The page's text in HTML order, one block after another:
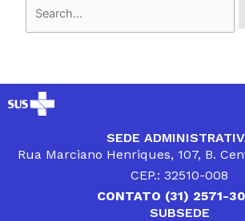
SEDE
Rua Marciano Henriques, 107, B.
CEP.: 32510-008
CONTATO (31) 2571-
SUBSEDE